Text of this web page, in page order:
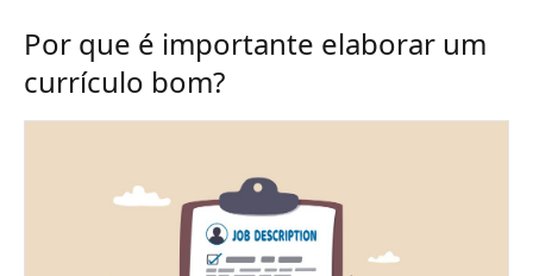
Por que é importante elaborar um
currículo bom?